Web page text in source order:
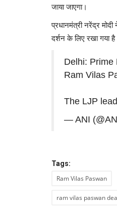
जाया जाएगा।
प्रधानमंत्री नरेंद्र
दर्शन के लिए रखा गया
Delhi: Prime
Ram Vilas
The LJP
— ANI
Tags:
Ram Vilas Paswan
ram vilas paswan